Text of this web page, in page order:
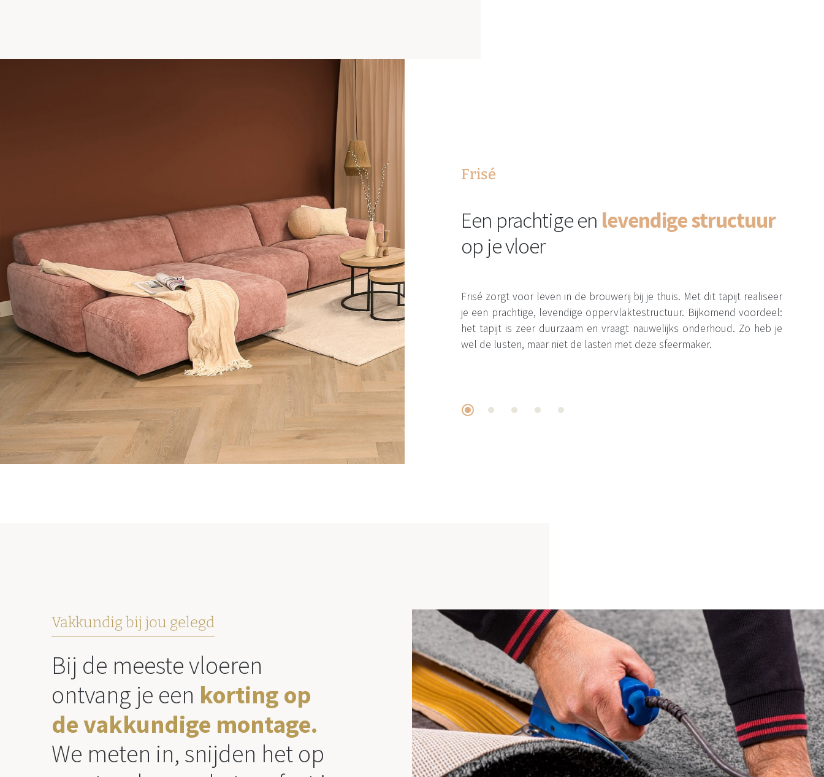
Frisé
Een prachtige en levendige structuur
op je vloer
Frisé zorgt voor leven in de brouwerij bij je thuis. Met dit tapijt realiseer
je een prachtige, levendige oppervlaktestructuur. Bijkomend voordeel:
het tapijt is zeer duurzaam en vraagt nauwelijks onderhoud. Zo heb je
wel de lusten, maar niet de lasten met deze sfeermaker.
Vakkundig bij jou gelegd
Bij de meeste vloeren
ontvang je een korting op
de vakkundige montage.
We meten in, snijden het op